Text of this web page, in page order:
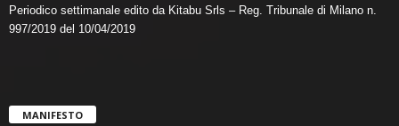
Periodico settimanale edito da Kitabu Srls – Reg. Tribunale di Milano n.
997/2019 del 10/04/2019
MANIFESTO